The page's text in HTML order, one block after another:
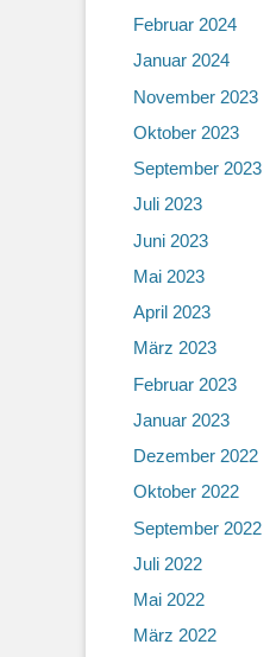
Februar 2024
Januar 2024
November 2023
Oktober 2023
September 2023
Juli 2023
Juni 2023
Mai 2023
April 2023
März 2023
Februar 2023
Januar 2023
Dezember 2022
Oktober 2022
September 2022
Juli 2022
Mai 2022
März 2022